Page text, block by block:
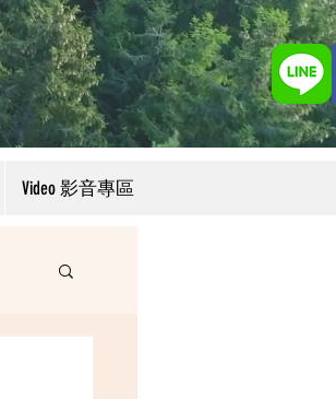
Video 影音專區